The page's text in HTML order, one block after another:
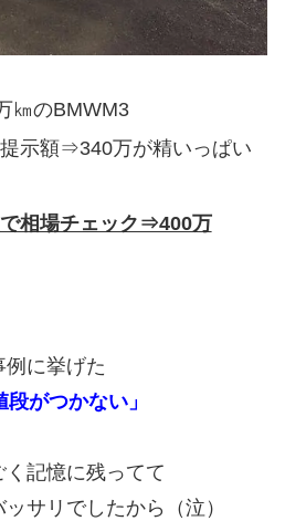
㎞のBMWM3
示額⇒340万が精いっぱい
相場チェック⇒400万
に挙げた
段がつかない」
記憶に残ってて
サリでしたから（泣）